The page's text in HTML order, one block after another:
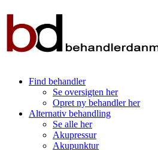
Find behandler
Se oversigten her
Opret ny behandler her
Alternativ behandling
Se alle her
Akupressur
Akupunktur